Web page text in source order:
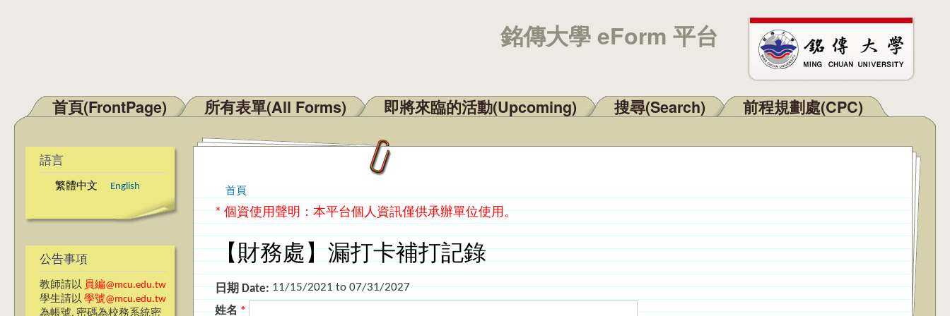
銘傳大學 eForm 平台
主選單
首頁(FrontPage) 所有表單(All Forms) 即將來臨的活動(Upcoming) 搜尋(Search) 前程規劃處(CPC)
語言
繁體中文 English
公告事項
教師請以 員編@mcu.edu.tw
學生請以 學號@mcu.edu.tw
為帳號, 密碼為校務系統密
您在這裡
首頁
* 個資使用聲明：本平台個人資訊僅供承辦單位使用。
【財務處】漏打卡補打記錄
日期 Date:11/15/2021to07/31/2027
姓名*